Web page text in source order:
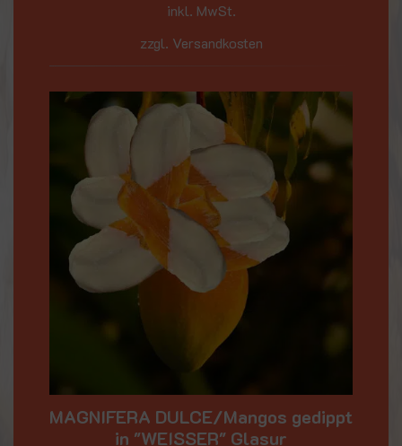
inkl. MwSt.
zzgl. Versandkosten
MAGNIFERA DULCE/Mangos gedippt
in "WEISSER" Glasur